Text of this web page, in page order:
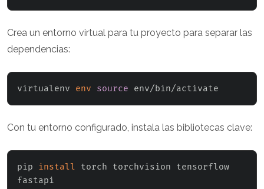
Crea un entorno virtual para tu proyecto para separar las
dependencias:
virtualenv env source env/bin/activate
Con tu entorno configurado, instala las bibliotecas clave:
pip install torch torchvision tensorflow
fastapi